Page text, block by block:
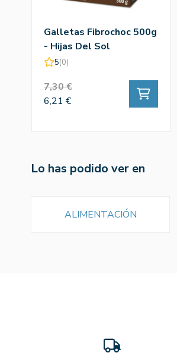
Galletas Fibrochoc 500g
- Hijas Del Sol
5(0)
7,30 €
6,21 €
Lo has podido ver en
ALIMENTACIÓN